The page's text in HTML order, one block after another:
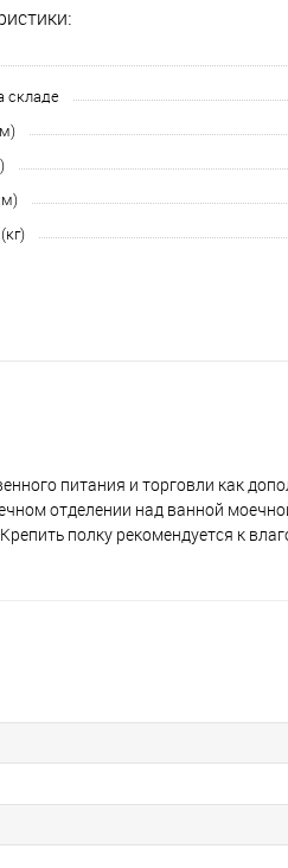
складе
питания и торговли как
отделении над ванной
полку рекомендуется к